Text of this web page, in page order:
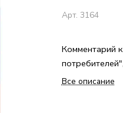
Арт. 3164
Комментарий
Все описание